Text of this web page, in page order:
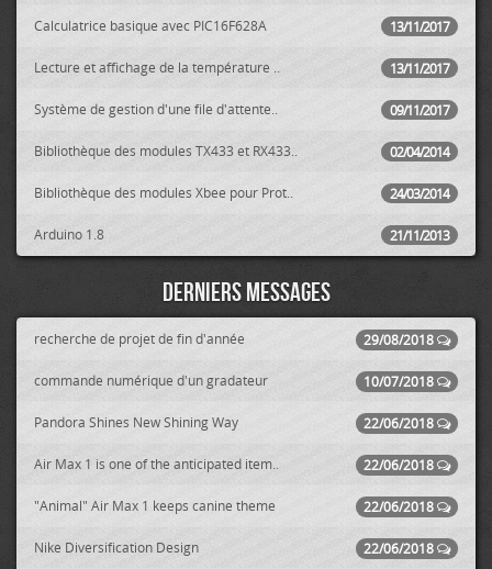
13/11/2017
Calculatrice basique avec PIC16F628A
13/11/2017
Lecture et affichage de la température ..
09/11/2017
Système de gestion d'une file d'attente..
02/04/2014
Bibliothèque des modules TX433 et RX433..
24/03/2014
Bibliothèque des modules Xbee pour Prot..
21/11/2013
Arduino 1.8
Derniers messages
29/08/2018
recherche de projet de fin d'année
10/07/2018
commande numérique d'un gradateur
22/06/2018
Pandora Shines New Shining Way
22/06/2018
Air Max 1 is one of the anticipated item..
22/06/2018
"Animal" Air Max 1 keeps canine theme
22/06/2018
Nike Diversification Design